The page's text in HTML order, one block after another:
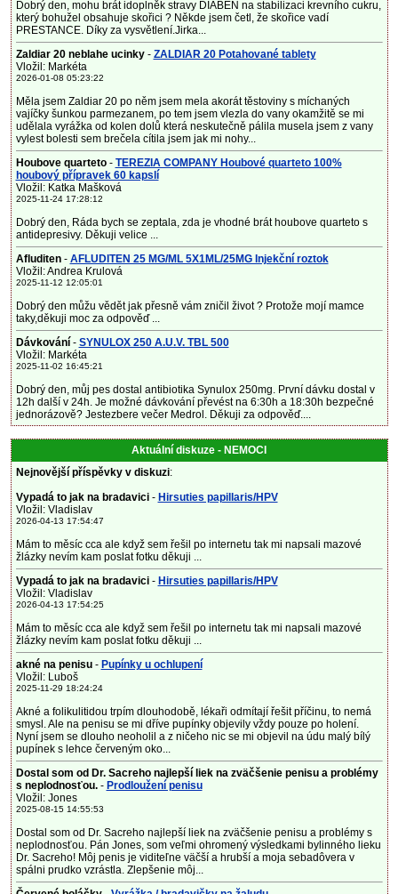
Dobrý den, mohu brát idoplněk stravy DIABEN na stabilizaci krevního cukru,
který bohužel obsahuje skořici ? Někde jsem četl, že skořice vadí
PRESTANCE. Díky za vysvětlení.Jirka...
Zaldiar 20 neblahe ucinky- ZALDIAR 20 Potahované tablety
Vložil: Markéta
2026-01-08 05:23:22
Měla jsem Zaldiar 20 po něm jsem mela akorát těstoviny s míchaných
vajíčky šunkou parmezanem, po tem jsem vlezla do vany okamžitě se mi
udělala vyrážka od kolen dolů která neskutečně pálila musela jsem z vany
vylest bolesti sem brečela cítila jsem jak mi nohy...
Houbove quarteto- TEREZIA COMPANY Houbové quarteto 100%
houbový přípravek 60 kapslí
Vložil: Katka Mašková
2025-11-24 17:28:12
Dobrý den, Ráda bych se zeptala, zda je vhodné brát houbove quarteto s
antidepresivy. Děkuji velice ...
Afluditen- AFLUDITEN 25 MG/ML 5X1ML/25MG Injekční roztok
Vložil: Andrea Krulová
2025-11-12 12:05:01
Dobrý den můžu vědět jak přesně vám zničil život ? Protože mojí mamce
taky,děkuji moc za odpověď ...
Dávkování - SYNULOX 250 A.U.V. TBL 500
Vložil: Markéta
2025-11-02 16:45:21
Dobrý den, můj pes dostal antibiotika Synulox 250mg. První dávku dostal v
12h další v 24h. Je možné dávkování převést na 6:30h a 18:30h bezpečné
jednorázově? Jestezbere večer Medrol. Děkuji za odpověď....
Aktuální diskuze - NEMOCI
Nejnovější příspěvky v diskuzi:
Vypadá to jak na bradavici - Hirsuties papillaris/HPV
Vložil: Vladislav
2026-04-13 17:54:47
Mám to měsíc cca ale když sem řešil po internetu tak mi napsali mazové
žlázky nevím kam poslat fotku děkuji ...
Vypadá to jak na bradavici - Hirsuties papillaris/HPV
Vložil: Vladislav
2026-04-13 17:54:25
Mám to měsíc cca ale když sem řešil po internetu tak mi napsali mazové
žlázky nevím kam poslat fotku děkuji ...
akné na penisu- Pupínky u ochlupení
Vložil: Luboš
2025-11-29 18:24:24
Akné a folikulitidou trpím dlouhodobě, lékaři odmítají řešit příčinu, to nemá
smysl. Ale na penisu se mi dříve pupínky objevily vždy pouze po holení.
Nyní jsem se dlouho neoholil a z ničeho nic se mi objevil na údu malý bílý
pupínek s lehce červeným oko...
Dostal som od Dr. Sacreho najlepší liek na zväčšenie penisu a problémy
s neplodnosťou.- Prodloužení penisu
Vložil: Jones
2025-08-15 14:55:53
Dostal som od Dr. Sacreho najlepší liek na zväčšenie penisu a problémy s
neplodnosťou. Pán Jones, som veľmi ohromený výsledkami bylinného lieku
Dr. Sacreho! Môj penis je viditeľne väčší a hrubší a moja sebadôvera v
spálni prudko vzrástla. Zlepšenie môj...